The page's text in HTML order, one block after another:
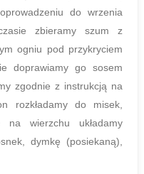
do wrzenia
zbieramy szum z
ogniu pod przykryciem
doprawiamy go sosem
zgodnie z instrukcją na
rozkładamy do misek,
na wierzchu układamy
dymkę (posiekaną),